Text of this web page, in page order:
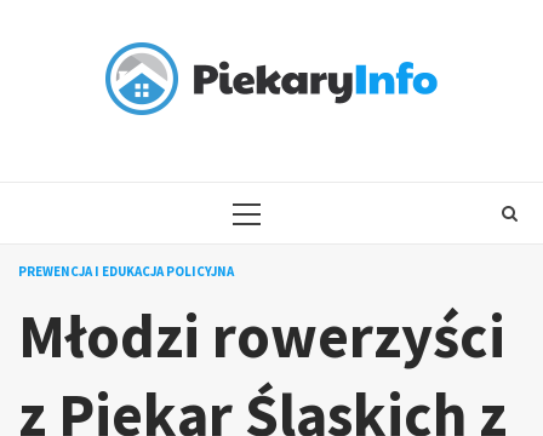
PRIMARY
PREWENCJA I EDUKACJA POLICYJNA
Młodzi rowerzyści
z Piekar Śląskich z